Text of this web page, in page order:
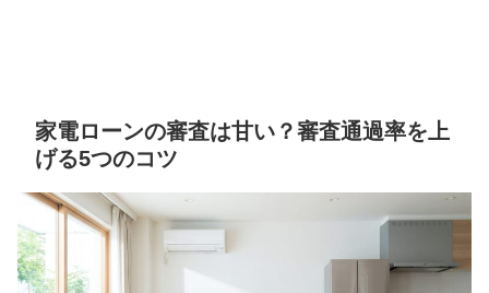
家電ローンの審査は甘い？審査通過率を上
げる5つのコツ